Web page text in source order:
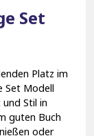
Set
Platz im
Set Modell
Stil in
guten Buch
oder